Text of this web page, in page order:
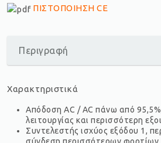
ΠΙΣΤΟΠΟΙΗΣΗ CE
Περιγραφή
Χαρακτηριστικά
Απόδοση AC / AC πάνω από
λειτουργίας και περισσότερη
Συντελεστής ισχύος εξόδου 1,
σύνδεση περισσότερων φορτίων.